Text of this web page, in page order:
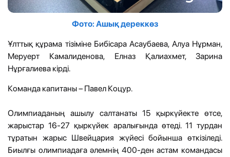
Фото: Ашық дереккөз
Ұлттық құрама тізіміне Бибісара Асаубаева, Алуа Нұрман,
Меруерт Камалиденова, Елназ Қалиахмет, Зарина
Нұрғалиева кірді.
Команда капитаны – Павел Коцур.
Олимпиаданың ашылу салтанаты 15 қыркүйекте өтсе,
жарыстар 16-27 қыркүйек аралығында өтеді. 11 турдан
тұратын жарыс Швейцария жүйесі бойынша өткізіледі.
Биылғы олимпиадаға әлемнің 400-ден астам командасы